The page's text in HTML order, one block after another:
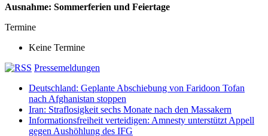
Ausnahme: Sommerferien und Feiertage
Termine
Keine Termine
Pressemeldungen
Deutschland: Geplante Abschiebung von Faridoon Tofan
nach Afghanistan stoppen
Iran: Straflosigkeit sechs Monate nach den Massakern
Informationsfreiheit verteidigen: Amnesty unterstützt Appell
gegen Aushöhlung des IFG